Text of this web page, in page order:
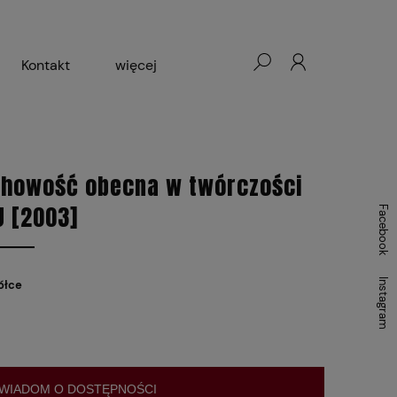
Kontakt więcej
obecna w twórczości
[2003]
O DOSTĘPNOŚCI
Facebook
Instagram